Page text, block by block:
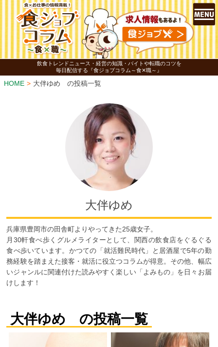
飲食トレンドニュース・経営の知識・バイトや転職のコツを
毎日配信する『食ジョブコラム～食✕職～』
HOME 大伴ゆめ の投稿一覧
大伴ゆめ
兵庫県豊岡市の田舎町よりやってきた25歳女子。
月30軒食べ歩くグルメライターとして、関西の飲食店をぐるぐる
食べ歩いています。かつての「就活難民時代」と居酒屋で5年の勤
務経験を踏まえた接客・就活に役立つコラムが得意。その他、幅広
いジャンルに関連付けた読みやすく楽しい「よみもの」を日々お届
けします！
大伴ゆめ の投稿一覧